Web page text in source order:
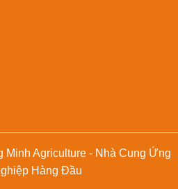
Minh Agriculture - Nhà Cung Ứng
Hàng Đầu